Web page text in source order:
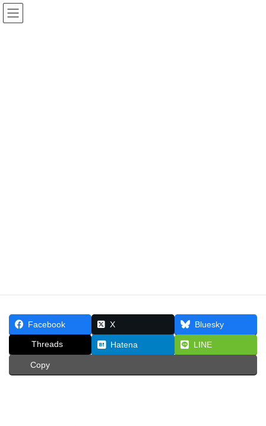
Facebook X Bluesky
Threads Hatena LINE
Copy